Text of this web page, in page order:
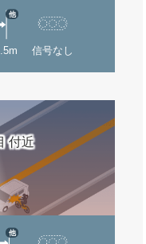
他
信号なし
付近
他